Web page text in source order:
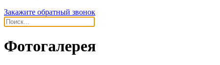
Закажите обратный звонок
Фотогалерея